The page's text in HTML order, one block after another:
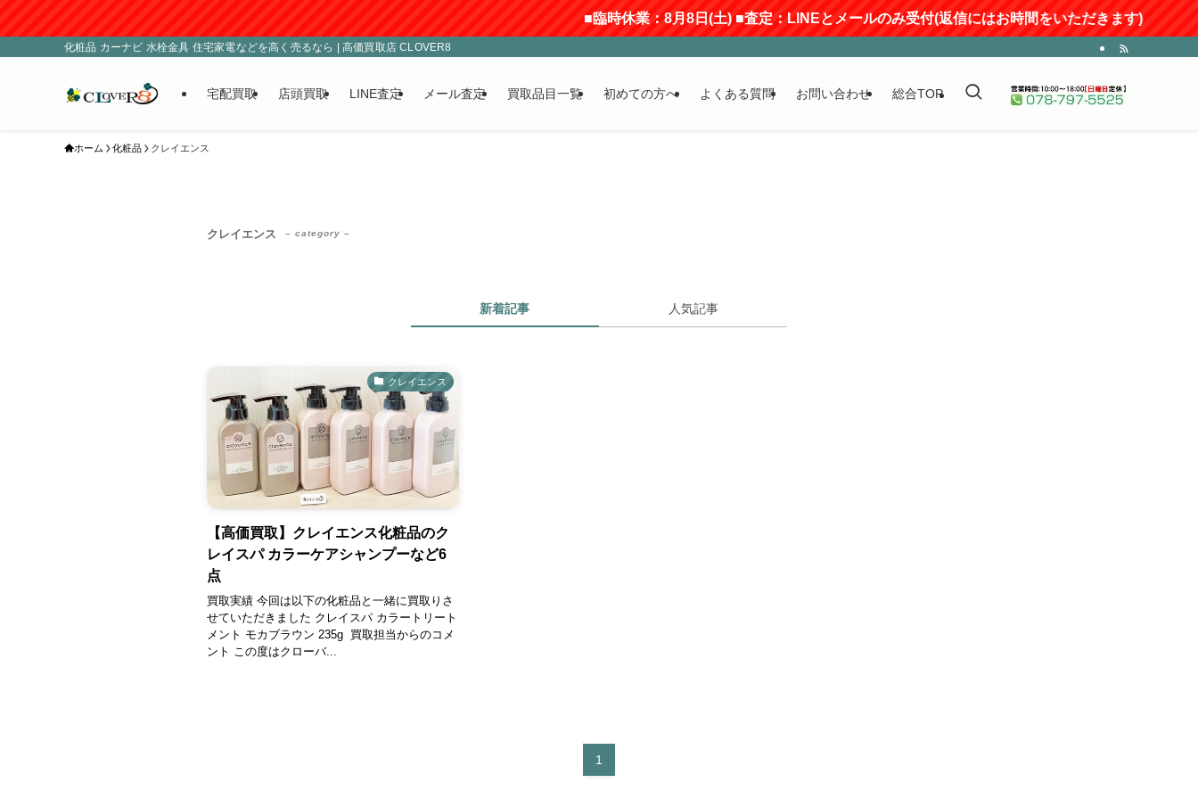
■臨時休業：8月8日(土) ■査定：LINEとメールのみ受付(返信にはお時間をいただきます)
化粧品 カーナビ 水栓金具 住宅家電などを高く売るなら | 高価買取店 CLOVER8
宅配買取 店頭買取 LINE査定 メール査定 買取品目一覧 初めての方へ よくある質問 お問い合わせ 総合TOP
ホーム 化粧品 クレイエンス
クレイエンス – category –
新着記事 人気記事
クレイエンス
【高価買取】クレイエンス化粧品のク
レイスパ カラーケアシャンプーなど6
点
買取実績 今回は以下の化粧品と一緒に買取りさ
せていただきました クレイスパ カラートリート
メント モカブラウン 235g 買取担当からのコメ
ント この度はクローバ...
1